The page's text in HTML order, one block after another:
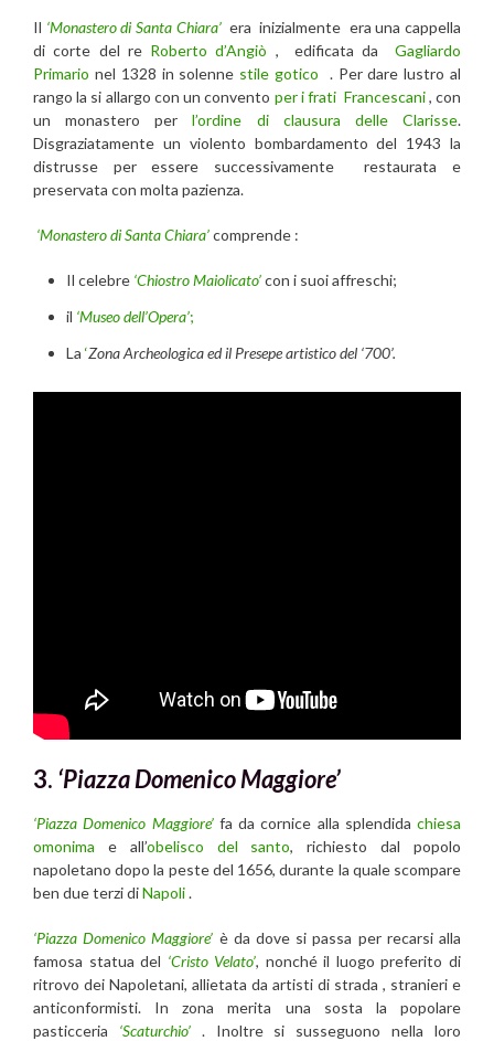
Il ‘Monastero di Santa Chiara’ era inizialmente era una cappella
di corte del re Roberto d’Angiò , edificata daGagliardo
Primario nel 1328 in solenne stile gotico
. Per dare lustro al
rango la si allargo con un convento per i frati Francescani, con
un monastero perl’ordine di clausura delle Clarisse.
Disgraziatamente un violento bombardamento del 1943 la
distrusse per essere successivamente restaurata e
preservata con molta pazienza.
‘Monastero di Santa Chiara’comprende :
Il celebre ‘Chiostro Maiolicato’con i suoi affreschi;
il ‘Museo dell’Opera’;
La ‘Zona Archeologica ed il Presepe artistico del ‘700’.
3. ‘Piazza Domenico Maggiore’
‘Piazza Domenico Maggiore’fa da cornice alla splendida chiesa
omonima e all’obelisco del santo, richiesto dal popolo
napoletano dopo la peste del 1656, durante la quale scompare
ben due terzi diNapoli.
‘Piazza Domenico Maggiore’ è da dove si passa per recarsi alla
famosa statua del ‘Cristo Velato’, nonché il luogo preferito di
ritrovo dei Napoletani, allietata da artisti di strada , stranieri e
anticonformisti. In zona merita una sosta la popolare
pasticceria ‘Scaturchio’. Inoltre si susseguono nella loro